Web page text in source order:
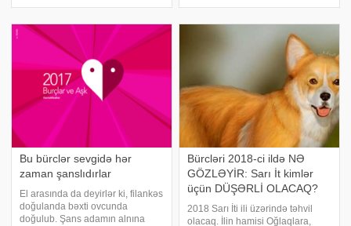
insanıdır. Əkizlər. Həyat sizin üçü
qənaətə Rusiyanın "DeltaKredit"
Bu bürclər sevgidə hər
zaman şanslıdırlar
El arasında da deyirlər ki, filankəs
doğulanda bəxti ovcunda
doğulub. Şans adamın alnına
Bürcləri 2018-ci ildə NƏ
GÖZLƏYİR: Sarı İt kimlər
üçün DÜŞƏRLİ OLACAQ?
2018 Sarı İti ili üzərində təhvil
olacaq. İlin hamisi Oğlaqlara,